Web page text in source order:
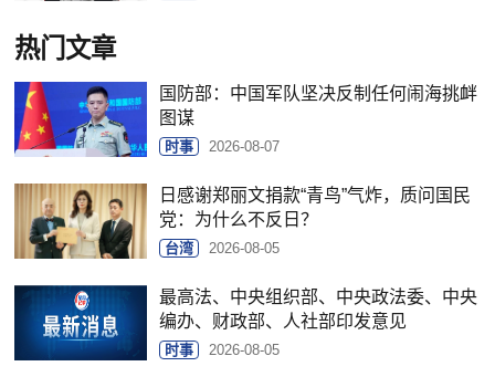
热门文章
国防部：中国军队坚决反制任何闹海挑衅
图谋
时事 2026-08-07
日感谢郑丽文捐款“青鸟”气炸，质问国民
党：为什么不反日？
台湾 2026-08-05
最高法、中央组织部、中央政法委、中央
编办、财政部、人社部印发意见
时事 2026-08-05